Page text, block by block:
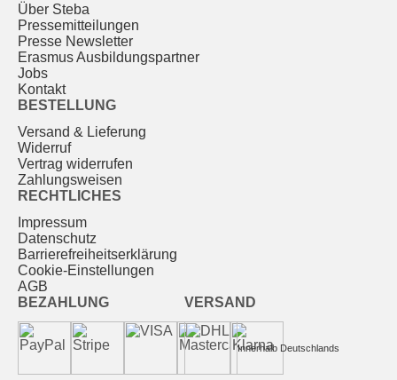
Über Steba
Pressemitteilungen
Presse Newsletter
Erasmus Ausbildungspartner
Jobs
Kontakt
BESTELLUNG
Versand & Lieferung
Widerruf
Vertrag widerrufen
Zahlungsweisen
RECHTLICHES
Impressum
Datenschutz
Barrierefreiheitserklärung
Cookie-Einstellungen
AGB
BEZAHLUNG
VERSAND
Innerhalb Deutschlands